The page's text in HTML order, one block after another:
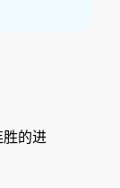
的进